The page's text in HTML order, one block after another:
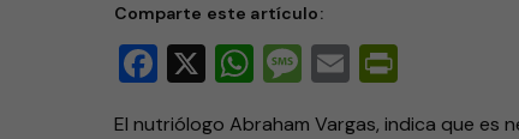
Comparte este artículo:
Facebook
X WhatsApp
Message
Email
El nutriólogo Abraham Vargas, indica que es